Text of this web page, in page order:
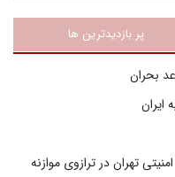
پر بازدیدترین ها
بحران
ایران
تهران در ترازوی موازنه